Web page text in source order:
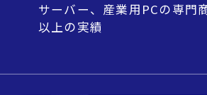
サーバー、産業用PCの専門
以上の実績